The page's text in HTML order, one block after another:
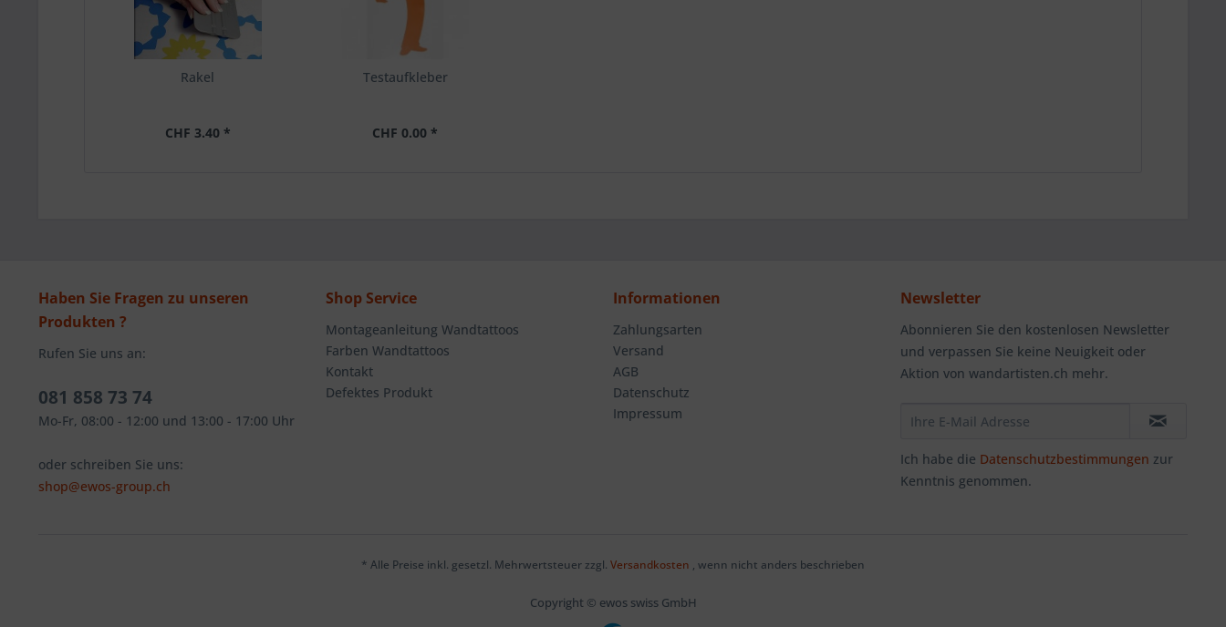
Rakel
CHF 3.40 *
Testaufkleber
CHF 0.00 *
Haben Sie Fragen zu unseren
Produkten ?
Rufen Sie uns an:
081 858 73 74
Mo-Fr, 08:00 - 12:00 und 13:00 - 17:00 Uhr
oder schreiben Sie uns:
shop@ewos-group.ch
Shop Service
Montageanleitung Wandtattoos
Farben Wandtattoos
Kontakt
Defektes Produkt
Informationen
Zahlungsarten
Versand
AGB
Datenschutz
Impressum
Newsletter
Abonnieren Sie den kostenlosen Newsletter
und verpassen Sie keine Neuigkeit oder
Aktion von wandartisten.ch mehr.
Ich habe die Datenschutzbestimmungen zur
Kenntnis genommen.
* Alle Preise inkl. gesetzl. Mehrwertsteuer zzgl. Versandkosten , wenn nicht anders beschrieben
Copyright © ewos swiss GmbH